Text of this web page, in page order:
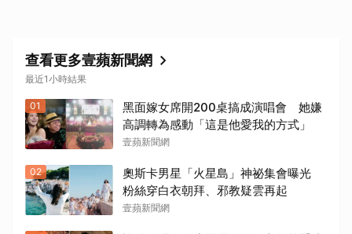
查看更多壹蘋新聞網
最近1小時結果
01
黑面嫁女席開200桌搞成演唱會 她嫌
高調轉為感動「這是他愛我的方式」
壹蘋新聞網
02
奧斯卡男星「火星島」神祕集會曝光
粉絲穿白衣朝拜、邪教疑雲再起
壹蘋新聞網